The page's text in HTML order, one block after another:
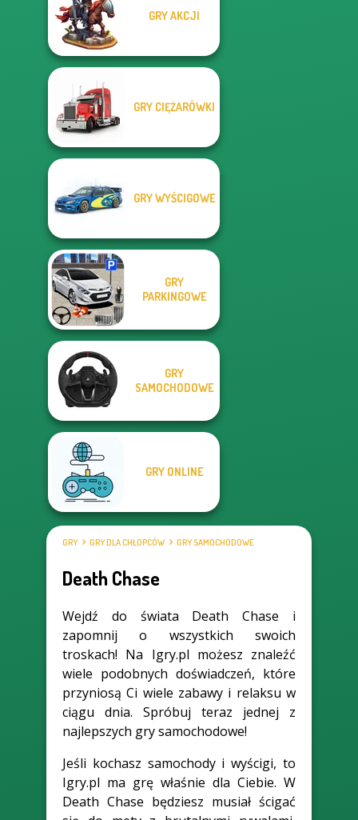
GRY AKCJI
GRY CIĘŻARÓWKI
GRY WYŚCIGOWE
GRY
PARKINGOWE
GRY
SAMOCHODOWE
GRY ONLINE
GRY GRY DLA CHŁOPCÓW GRY SAMOCHODOWE
Death Chase
Wejdź do świata Death Chase i
zapomnij o wszystkich swoich
troskach! Na Igry.pl możesz znaleźć
wiele podobnych doświadczeń, które
przyniosą Ci wiele zabawy i relaksu w
ciągu dnia. Spróbuj teraz jednej z
najlepszych gry samochodowe!
Jeśli kochasz samochody i wyścigi, to
Igry.pl ma grę właśnie dla Ciebie. W
Death Chase będziesz musiał ścigać